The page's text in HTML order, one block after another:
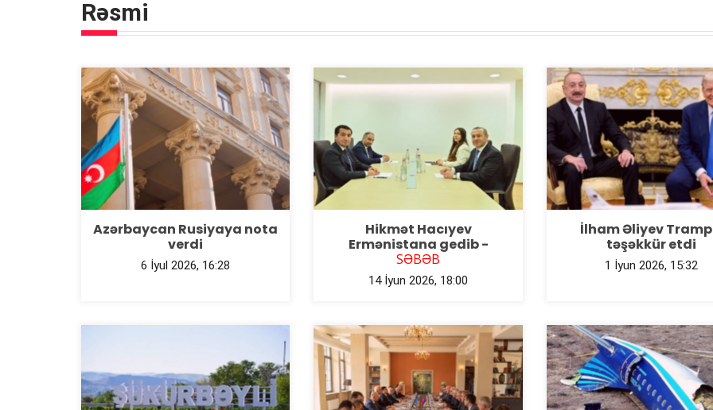
Rəsmi
Azərbaycan Rusiyaya nota
verdi
6 İyul 2026, 16:28
Hikmət Hacıyev
Ermənistana gedib -
SƏBƏB
14 İyun 2026, 18:00
İlham Əliyev
təşəkkür etdi
1 İyun 2026, 15:32
Məşhur aktyor Alen
DelonVƏFAT ETDİ
18 Avqust 2024, 11:20
Şair Məmməd İsmayıl
vəfat etdi
19 Avqust 2025, 16:27
Elçin Əfəndiyev
3 Avqust 2025,